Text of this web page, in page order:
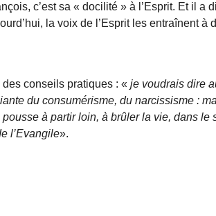
c’est sa « docilité » à l’Esprit. Et il a
la voix de l’Esprit les entraînent à
conseils pratiques : « je voudrais dire
du consumérisme, du narcissisme :
à partir loin, à brûler la vie, dans le
l’Evangile».